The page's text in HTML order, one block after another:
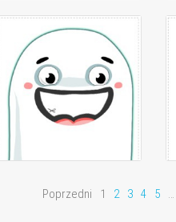
Poprzedni 1 2 3 4 5